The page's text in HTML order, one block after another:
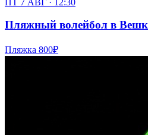
Пляжный волейбол в
Пляжка 800₽